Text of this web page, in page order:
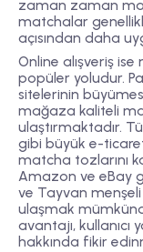
zaman zaman
matchalar
açısından daha
Online alışveriş
popüler yoludur.
sitelerinin
mağaza kaliteli
ulaştırmaktadır.
gibi büyük e-
matcha tozlarını
Amazon ve eBay
ve Tayvan
ulaşmak
avantajı, kullanıcı
hakkında fikir